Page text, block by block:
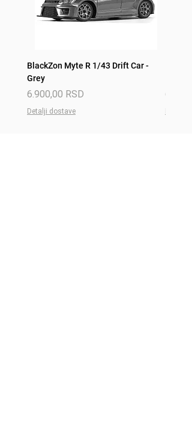
BlackZon Myte R 1/43 Drift Car -
Grey
Price
6.900,00 RSD
Detalji dostave
Price